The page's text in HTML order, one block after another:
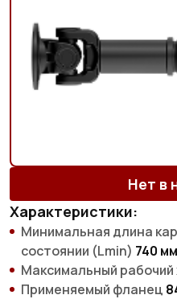
Нет в
Характеристики:
Минимальная длина
состоянии (Lmin) 740 мм
Максимальный рабочий
Применяемый фланец